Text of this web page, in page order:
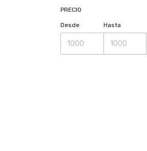
PRECIO
Desde Hasta